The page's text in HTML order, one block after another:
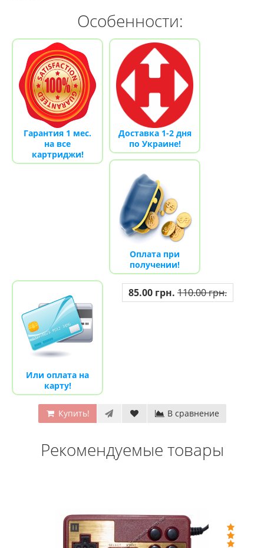
Особенности:
Гарантия 1 мес.
на все
картриджи!
Доставка 1-2 дня
по Украине!
Оплата при
получении!
Или оплата на
карту!
85.00 грн. 110.00 грн.
Купить! В сравнение
Рекомендуемые товары